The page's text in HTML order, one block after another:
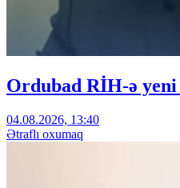
Ordubad RİH-ə yeni
04.08.2026, 13:40
Ətraflı oxumaq